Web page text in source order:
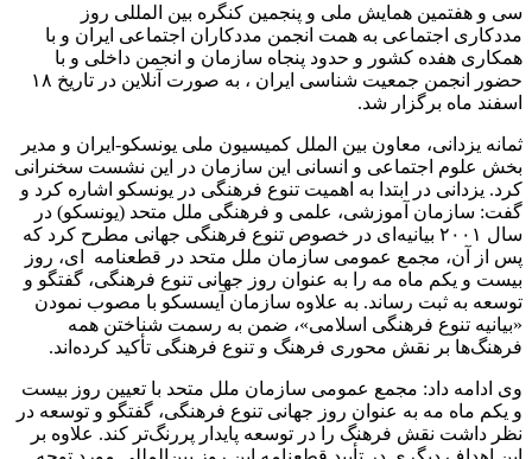
سی و هفتمین همایش ملی و پنجمین کنگره بین المللی روز
مددکاری اجتماعی به همت انجمن مددکاران اجتماعی ایران و با
همکاری هفده کشور و حدود پنجاه سازمان و انجمن داخلی و با
حضور انجمن جمعیت شناسی ایران ، به صورت آنلاین در تاریخ ۱۸
اسفند ماه برگزار شد.
ثمانه یزدانی، معاون بین الملل کمیسیون ملی یونسکو-ایران و مدیر
بخش علوم اجتماعی و انسانی این سازمان در این نشست سخنرانی
کرد. یزدانی در ابتدا به اهمیت تنوع فرهنگی در یونسکو اشاره کرد و
گفت: سازمان آموزشی، علمی و فرهنگی ملل متحد (یونسکو) در
سال ۲۰۰۱ بیانیه‌ای در خصوص تنوع فرهنگی جهانی مطرح کرد که
پس از آن، مجمع عمومی سازمان ملل متحد در قطعنامه‌ ای، روز
بیست و یکم ماه مه را به عنوان روز جهانی تنوع فرهنگی، گفتگو و
توسعه به ثبت رساند. به علاوه سازمان آیسسکو با مصوب نمودن
«بیانیه تنوع فرهنگی اسلامی»، ضمن به رسمت شناختن همه
فرهنگ‌ها بر نقش محوری فرهنگ و تنوع فرهنگی تأکید کرده‌اند.
وی ادامه داد: مجمع عمومی سازمان ملل متحد با تعیین روز بیست
و یکم ماه مه به عنوان روز جهانی تنوع فرهنگی، گفتگو و توسعه در
نظر داشت نقش فرهنگ را در توسعه پایدار پررنگ‌تر کند. علاوه بر